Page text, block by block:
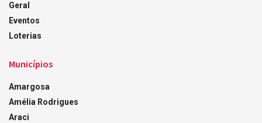
Geral
Eventos
Loterias
Municípios
Amargosa
Amélia Rodrigues
Araci